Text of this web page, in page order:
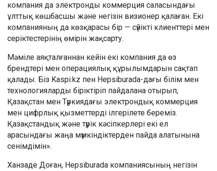
компания да электронды коммерция саласындағы
ұлттық көшбасшы және негізін визионер қалаған. Екі
компанияның да көзқарасы бір — сүйікті клиенттері мен
серіктестерінің өмірін жақсарту.
Мәміле аяқталғаннан кейін екі компания да өз
брендтері мен операциялық құрылымдарын сақтап
қалады. Біз Kaspi.kz пен Hepsiburada-дағы білім мен
технологияларды біріктіріп пайдалана отырып,
Қазақстан мен Түркиядағы электрондық коммерция
мен цифрлық қызметтерді ілгерілете береміз.
Қазақстандық және түрік кәсіпкерлері екі ел
арасындағы жаңа мүмкіндіктерден пайда алатынына
сенімдімін».
Ханзаде Доған, Hepsiburada компаниясының негізін